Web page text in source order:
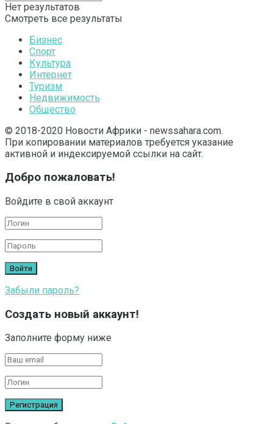
Нет результатов
Смотреть все результаты
Бизнес
Спорт
Культура
Интернет
Туризм
Недвижимость
Общество
© 2018-2020 Новости Африки - newssahara.com.
При копировании материалов требуется указание
активной и индексируемой ссылки на сайт.
Добро пожаловать!
Войдите в свой аккаунт
Забыли пароль?
Создать новый аккаунт!
Заполните форму ниже